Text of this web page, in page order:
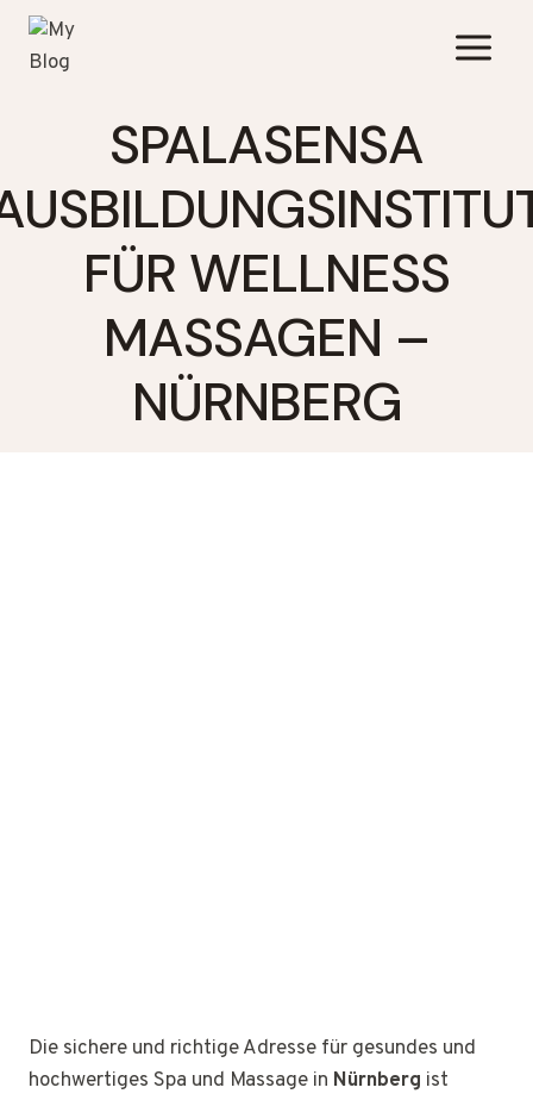
Zum
Inhalt
springen
SPALASENSA
FÜR WELLNESS
MASSAGEN –
NÜRNBERG
Die sichere und richtige Adresse für gesundes und
hochwertiges Spa und Massage in Nürnberg ist